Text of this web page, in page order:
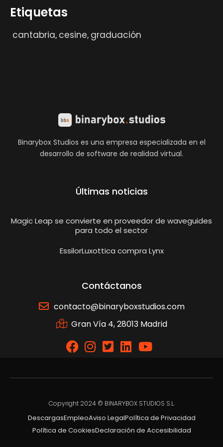
Etiquetas
cantabria, cesine, graduación
Binarybox Studios es una empresa especializada en el
desarrollo de software de realidad virtual.
Últimas noticias
Magic Leap se convierte en proveedor de waveguides
para todo el sector
EssilorLuxottica compra Lynx
Contáctanos
contacto@binaryboxstudios.com
Gran Vía 4, 28013 Madrid
Copyright 2024 © BINARYBOX STUDIOS S.L.
DescargasEmpleoAviso LegalPolítica de Privacidad
Política de CookiesDeclaración de Accesibilidad